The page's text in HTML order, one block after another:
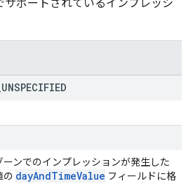
サポートされているインプレッシ
UNSPECIFIED
ンでのインプレッションが発生した
の dayAndTimeValue フィールドに格